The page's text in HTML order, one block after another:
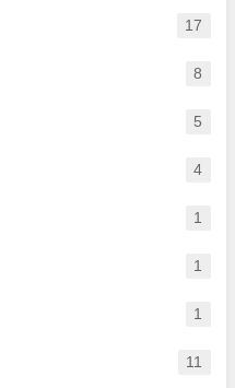
17
8
5
4
1
1
1
11